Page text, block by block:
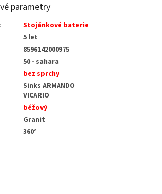
parametry
:
Stojánkové baterie
5 let
8596142000975
50 - sahara
bez sprchy
Sinks ARMANDO
VICARIO
béžový
Granit
360°